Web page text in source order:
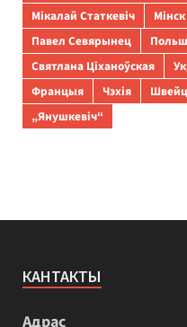
Мікалай Статкевіч
Мінск
Павел Севярынец
Святлана Ціханоўская
Францыя
Чэхія
„Янушкевіч“
КАНТАКТЫ
Адрас